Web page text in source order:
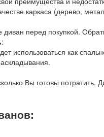
каркаса (дерево,
диван перед покупкой.
:
использоваться как
Вы готовы потратить.